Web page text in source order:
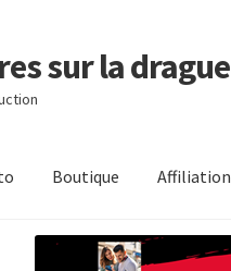
sur la drague
Boutique Affiliation